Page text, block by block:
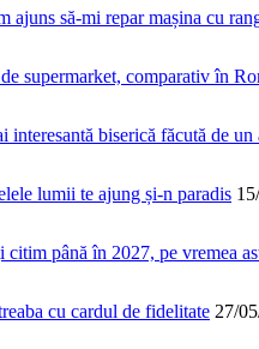
ajuns să-mi repar mașina cu
supermarket, comparativ în
interesantă biserică făcută de un
lumii te ajung și-n paradis
citim până în 2027, pe vremea
cu cardul de fidelitate 27/